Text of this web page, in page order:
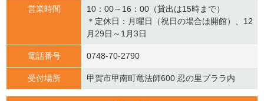
営業時間
10：00～16：00（貸出は15時まで）
＊定休日：月曜日（祝日の場合は開館）、12
月29日～1月3日
電話番号 0748-70-2790
受付場所 甲賀市甲南町竜法師600 忍の里プララ内